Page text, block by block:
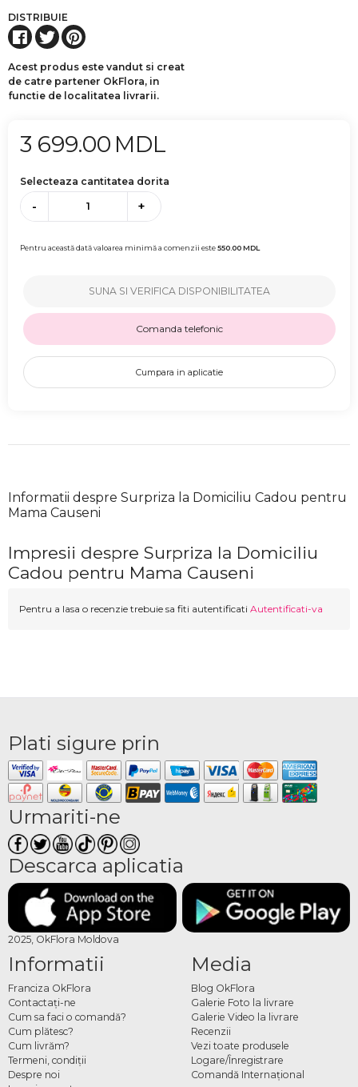
DISTRIBUIE
Acest produs este vandut si creat
de catre partener OkFlora, in
functie de localitatea livrarii.
3 699.00 MDL
Selecteaza cantitatea dorita
- +
Pentru această dată valoarea minimă a comenzii este550.00MDL
SUNA SI VERIFICA DISPONIBILITATEA
Comanda telefonic
Cumpara in aplicatie
Informatii despre Surpriza la Domiciliu Cadou pentru
Mama Causeni
Impresii despre Surpriza la Domiciliu
Cadou pentru Mama Causeni
Pentru a lasa o recenzie trebuie sa fiti autentificati Autentificati-va
Plati sigure prin
Urmariti-ne
Descarca aplicatia
2025, OkFlora Moldova
Informatii
Franciza OkFlora
Contactaţi-ne
Cum sa faci o comandă?
Cum plătesc?
Cum livrăm?
Termeni, condiţii
Despre noi
Media
Blog OkFlora
Galerie Foto la livrare
Galerie Video la livrare
Recenzii
Vezi toate produsele
Logare/Înregistrare
Comandă Internațional